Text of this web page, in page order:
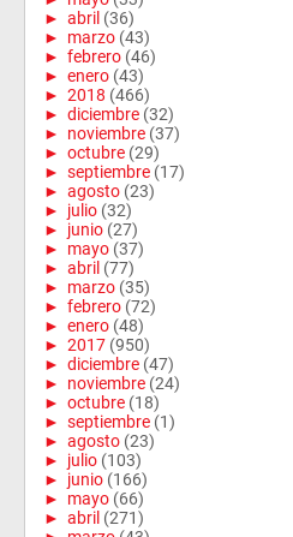
► abril (36)
► marzo (43)
► febrero (46)
► enero (43)
► 2018 (466)
► diciembre (32)
► noviembre (37)
► octubre (29)
► septiembre (17)
► agosto (23)
► julio (32)
► junio (27)
► mayo (37)
► abril (77)
► marzo (35)
► febrero (72)
► enero (48)
► 2017 (950)
► diciembre (47)
► noviembre (24)
► octubre (18)
► septiembre (1)
► agosto (23)
► julio (103)
► junio (166)
► mayo (66)
► abril (271)